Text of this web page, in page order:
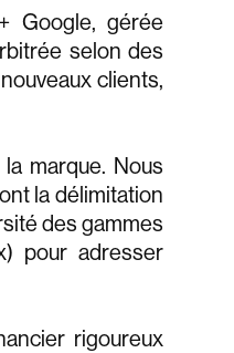
Google, gérée
selon des
clients,
marque. Nous
la délimitation
des gammes
pour adresser
rigoureux